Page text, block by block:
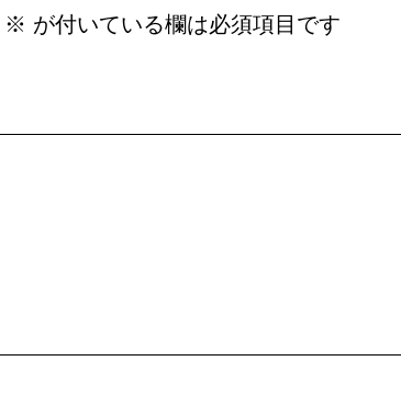
※ が付いている欄は必須項目です